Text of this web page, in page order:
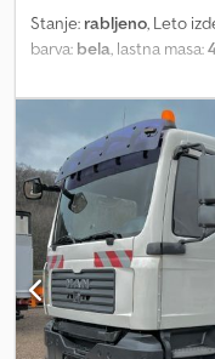
Stanje: rabljeno, Leto
barva: bela , lastna masa:
, širina
prostora:11.560 mm,
hladilna
ponujamo 40-čevljenjski
enoto, izdelano leta
in ga je vzdrževalo ter
nedavno preverjen s PTI
veter in vodo -
uporabo Splošne
kontejner je sestavljen iz
prostora/kontejnerja in
jeklenega okvirja z